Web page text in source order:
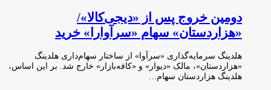
دومین خروج پس از «دیجی‌کالا»/
«هزاردستان» سهام «سرآوارا» خرید
هلدینگ سرمایه‌گذاری «سرآوا» از ساختار سهام‌داری هلدینگ
«هزاردستان»، مالک «دیوار» و «کافه‌بازار» خارج شد. بر این اساس،
هلدینگ هزاردستان سهام…